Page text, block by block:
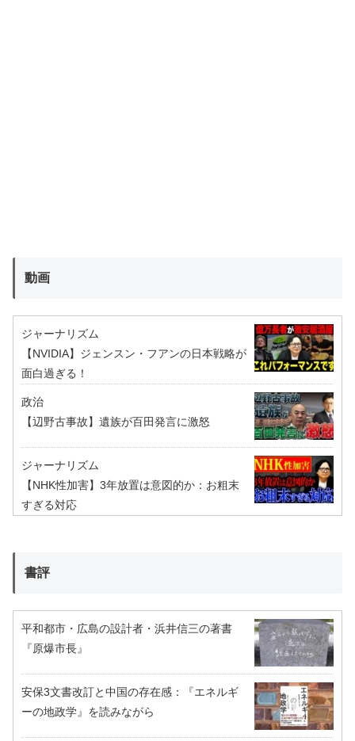
動画
ジャーナリズム
【NVIDIA】ジェンスン・フアンの日本戦略が
面白過ぎる！
政治
【辺野古事故】遺族が百田発言に激怒
ジャーナリズム
【NHK性加害】3年放置は意図的か：お粗末
すぎる対応
書評
平和都市・広島の設計者・浜井信三の著書
『原爆市長』
安保3文書改訂と中国の存在感：『エネルギ
ーの地政学』を読みながら